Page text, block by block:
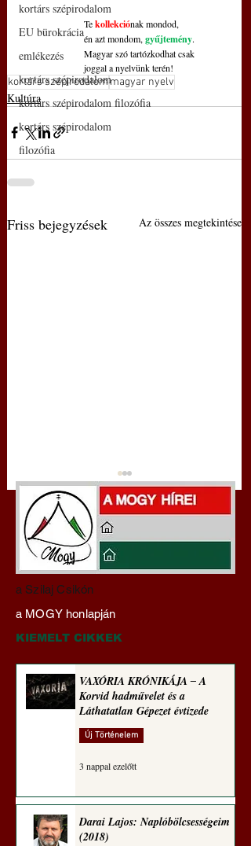
kortárs szépirodalom
EU bürokrácia
emlékezés
kortárs szépirodalom
kortárs szépirodalom filozófia
kortárs szépirodalom
filozófia
Te kollekciónak mondod,
én azt mondom, gyűjtemény.
Magyar szó tartózkodhat csak
joggal a nyelvünk terén!
kortárs szépirodalommagyar nyelv
Kultúra
Friss bejegyzések Az összes megtekintése
Darai Lajos:
Naplóbölcsességeim
(2024)
a Szilaj Csikón
a MOGY honlapján
KIEMELT CIKKEK
VAXÓRIA KRÓNIKÁJA ‒ A
Korvid hadművelet és a
Láthatatlan Gépezet évtizede
Új Történelem
3 nappal ezelőtt
Darai Lajos: Naplóbölcsességeim
(2018)